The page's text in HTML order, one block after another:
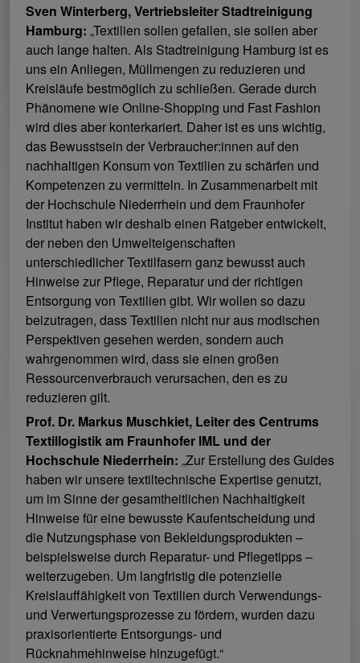
Sven Winterberg, Vertriebsleiter Stadtreinigung
Hamburg: „Textilien sollen gefallen, sie sollen aber
auch lange halten. Als Stadtreinigung Hamburg ist es
uns ein Anliegen, Müllmengen zu reduzieren und
Kreisläufe bestmöglich zu schließen. Gerade durch
Phänomene wie Online-Shopping und Fast Fashion
wird dies aber konterkariert. Daher ist es uns wichtig,
das Bewusstsein der Verbraucher:innen auf den
nachhaltigen Konsum von Textilien zu schärfen und
Kompetenzen zu vermitteln. In Zusammenarbeit mit
der Hochschule Niederrhein und dem Fraunhofer
Institut haben wir deshalb einen Ratgeber entwickelt,
der neben den Umwelteigenschaften
unterschiedlicher Textilfasern ganz bewusst auch
Hinweise zur Pflege, Reparatur und der richtigen
Entsorgung von Textilien gibt. Wir wollen so dazu
beizutragen, dass Textilien nicht nur aus modischen
Perspektiven gesehen werden, sondern auch
wahrgenommen wird, dass sie einen großen
Ressourcenverbrauch verursachen, den es zu
reduzieren gilt.
Prof. Dr. Markus Muschkiet, Leiter des Centrums
Textillogistik am Fraunhofer IML und der
Hochschule Niederrhein: „Zur Erstellung des Guides
haben wir unsere textiltechnische Expertise genutzt,
um im Sinne der gesamtheitlichen Nachhaltigkeit
Hinweise für eine bewusste Kaufentscheidung und
die Nutzungsphase von Bekleidungsprodukten –
beispielsweise durch Reparatur- und Pflegetipps –
weiterzugeben. Um langfristig die potenzielle
Kreislauffähigkeit von Textilien durch Verwendungs-
und Verwertungsprozesse zu fördern, wurden dazu
praxisorientierte Entsorgungs- und
Rücknahmehinweise hinzugefügt.“